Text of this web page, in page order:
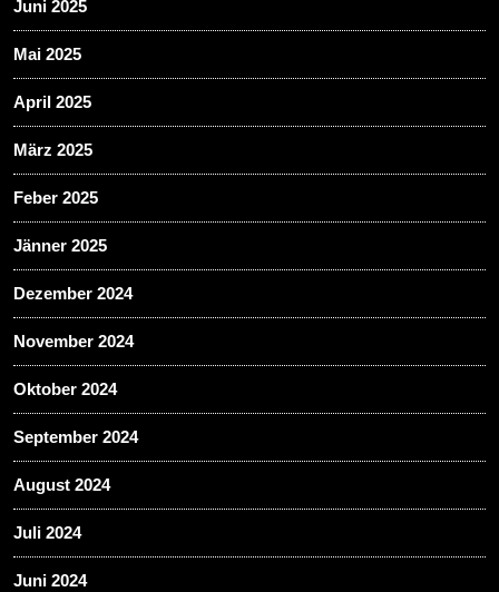
Juni 2025
Mai 2025
April 2025
März 2025
Feber 2025
Jänner 2025
Dezember 2024
November 2024
Oktober 2024
September 2024
August 2024
Juli 2024
Juni 2024